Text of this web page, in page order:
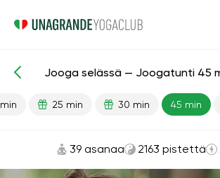
Valmiit oppitunnit Rentoutuminen
Jooga selässä — Joogatunti 45
25 min 30 min 45 min
39 asanaa 2163 pistettä